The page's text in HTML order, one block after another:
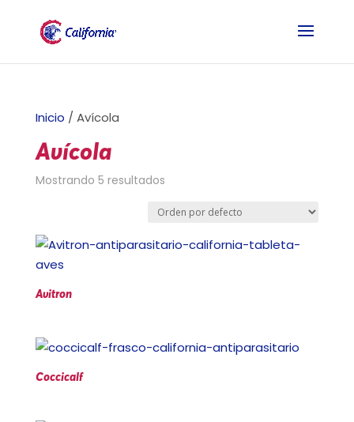
Inicio / Avícola
Avícola
Mostrando 5 resultados
Avitron
Coccicalf